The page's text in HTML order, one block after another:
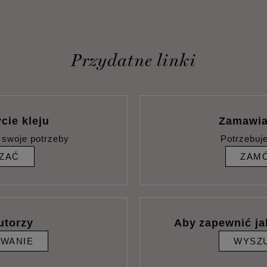
Przydatne linki
kleju
swoje potrzeby
Aby zapewnić